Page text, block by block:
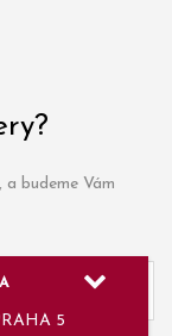
budeme Vám
5